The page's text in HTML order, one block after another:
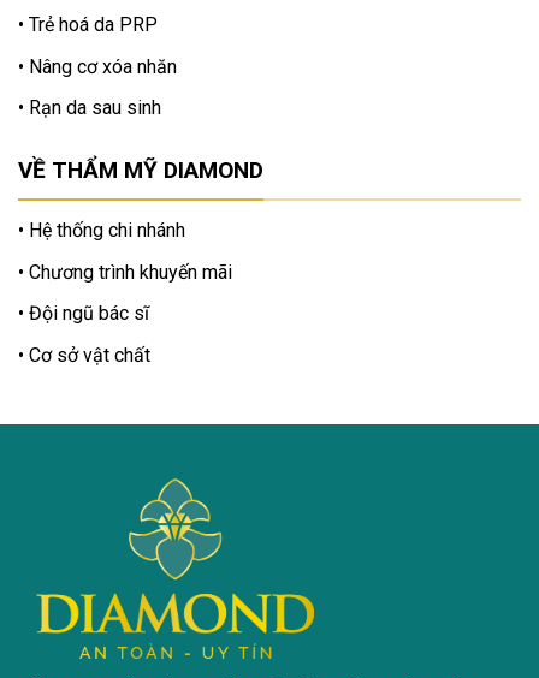
Trẻ hoá da PRP
Nâng cơ xóa nhăn
Rạn da sau sinh
VỀ THẨM MỸ DIAMOND
Hệ thống chi nhánh
Chương trình khuyến mãi
Đội ngũ bác sĩ
Cơ sở vật chất